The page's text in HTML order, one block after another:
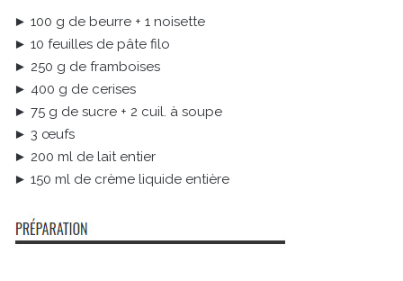
► 100 g de beurre + 1 noisette
► 10 feuilles de pâte filo
► 250 g de framboises
► 400 g de cerises
► 75 g de sucre + 2 cuil. à soupe
► 3 œufs
► 200 ml de lait entier
► 150 ml de crème liquide entière